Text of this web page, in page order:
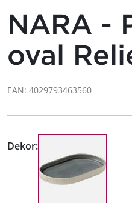
NARA -
oval
EAN: 4029793463560
Dekor: